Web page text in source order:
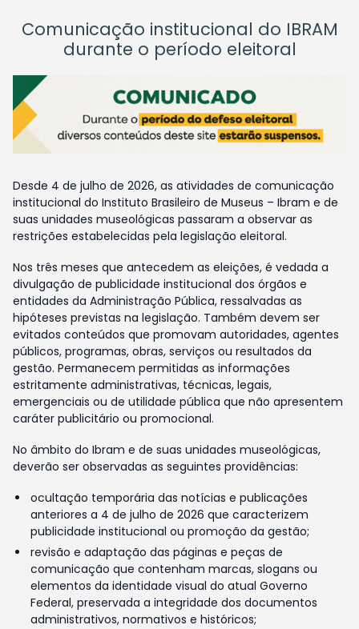
Comunicação institucional do IBRAM
durante o período eleitoral
Desde 4 de julho de 2026, as atividades de comunicação
institucional do Instituto Brasileiro de Museus – Ibram e de
suas unidades museológicas passaram a observar as
restrições estabelecidas pela legislação eleitoral.
Nos três meses que antecedem as eleições, é vedada a
divulgação de publicidade institucional dos órgãos e
entidades da Administração Pública, ressalvadas as
hipóteses previstas na legislação. Também devem ser
evitados conteúdos que promovam autoridades, agentes
públicos, programas, obras, serviços ou resultados da
gestão. Permanecem permitidas as informações
estritamente administrativas, técnicas, legais,
emergenciais ou de utilidade pública que não apresentem
caráter publicitário ou promocional.
No âmbito do Ibram e de suas unidades museológicas,
deverão ser observadas as seguintes providências:
ocultação temporária das notícias e publicações
anteriores a 4 de julho de 2026 que caracterizem
publicidade institucional ou promoção da gestão;
revisão e adaptação das páginas e peças de
comunicação que contenham marcas, slogans ou
elementos da identidade visual do atual Governo
Federal, preservada a integridade dos documentos
administrativos, normativos e históricos;